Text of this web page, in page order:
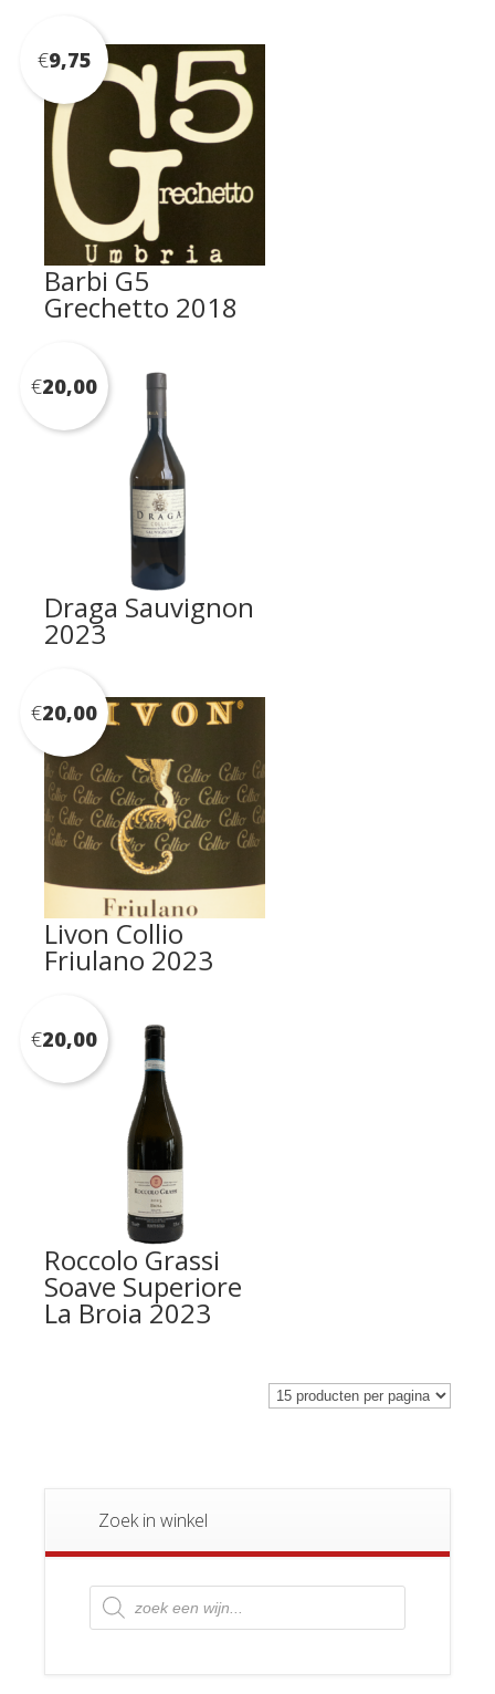
Barbi G5
Grechetto 2018
€9,75
Draga Sauvignon
2023
€20,00
Livon Collio
Friulano 2023
€20,00
Roccolo Grassi
Soave Superiore
La Broia 2023
€20,00
Zoek in winkel
Producten
zoeken